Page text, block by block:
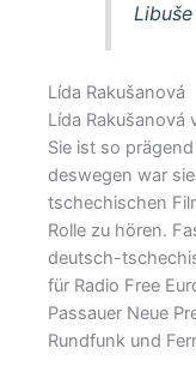
Lída Rakušanová
Lída Rakušanová
Sie ist so
deswegen war
tschechischen
Rolle zu hören.
deutsch-
für Radio Free
Passauer Neue
Rundfunk und